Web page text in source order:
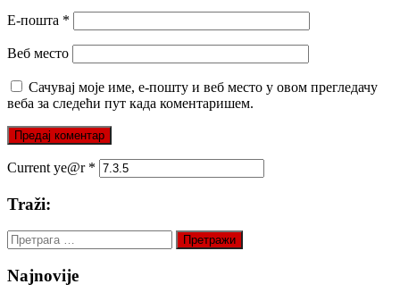
Е-пошта *
Веб место
Сачувај моје име, е-пошту и веб место у овом прегледачу
веба за следећи пут када коментаришем.
Current ye@r *
Traži:
Претрага
за:
Najnovije